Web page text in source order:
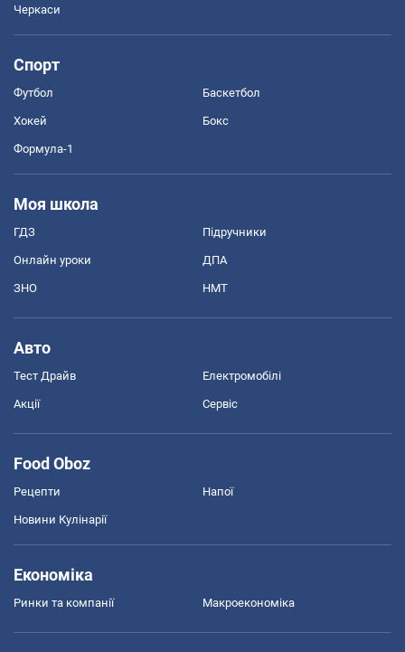
Черкаси
Спорт
Футбол Баскетбол
Хокей Бокс
Формула-1
Моя школа
ГДЗ Підручники
Онлайн уроки ДПА
ЗНО НМТ
Авто
Тест Драйв Електромобілі
Акції Сервіс
Food Oboz
Рецепти Напої
Новини Кулінарії
Економіка
Ринки та компанії Макроекономіка